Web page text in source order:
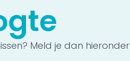
Meld je dan hieronder